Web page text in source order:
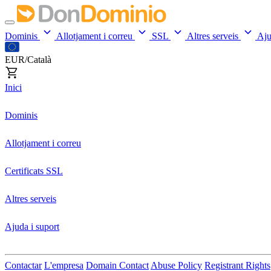
Dominis Allotjament i correu SSL Altres serveis
EUR/Català
Inici
Dominis
Allotjament i correu
Certificats SSL
Altres serveis
Ajuda i suport
Contactar L'empresa Domain Contact Abuse Policy Registrant Rights